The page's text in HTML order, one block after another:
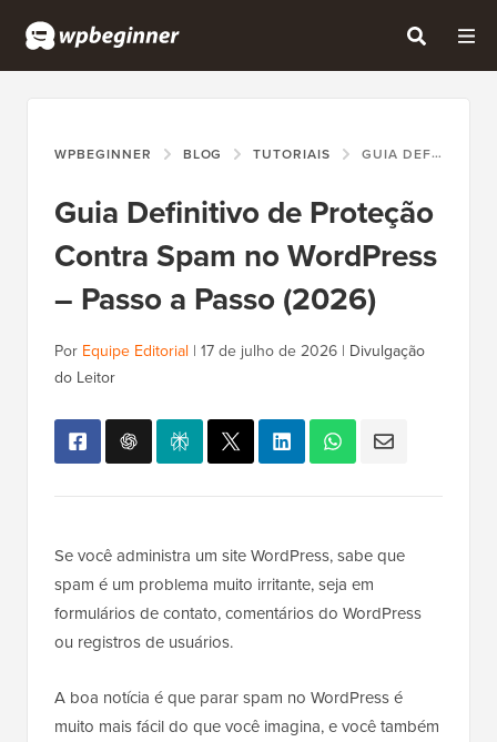
WPBEGINNER BLOG TUTORIAIS GUIA DEFINITIVO DE PROTEÇÃO CONTRA SPAM NO WORDPRESS – PASSO A PASSO (2026)
Guia Definitivo de Proteção
Contra Spam no WordPress
– Passo a Passo (2026)
Por Equipe Editorial | 17 de julho de 2026 | Divulgação
do Leitor
Se você administra um site WordPress, sabe que
spam é um problema muito irritante, seja em
formulários de contato, comentários do WordPress
ou registros de usuários.
A boa notícia é que parar spam no WordPress é
muito mais fácil do que você imagina, e você também